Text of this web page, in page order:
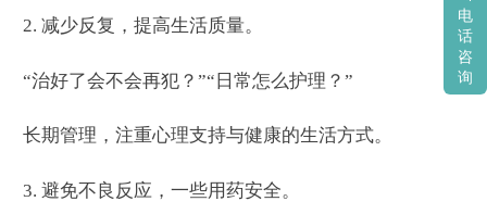
2. 减少反复，提高生活质量。
“治好了会不会再犯？”“日常怎么护理？”
长期管理，注重心理支持与健康的生活方式。
3. 避免不良反应，一些用药安全。
电
话
咨
询